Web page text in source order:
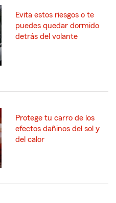
Evita estos riesgos o te
puedes quedar dormido
detrás del volante
Protege tu carro de los
efectos dañinos del sol y
del calor